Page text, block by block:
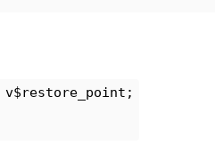
v$restore_point;